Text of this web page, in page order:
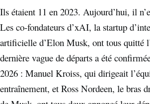
Ils étaient 11 en 2023. Aujourd’hui, il
Les co-fondateurs d’xAI, la startup
artificielle d’Elon Musk, ont tous quitté
dernière vague de départs a été
2026 : Manuel Kroiss, qui dirigeait
entraînement, et Ross Nordeen, le bras